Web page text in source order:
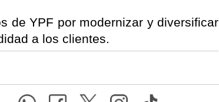
de YPF por modernizar y diversificar
a los clientes.